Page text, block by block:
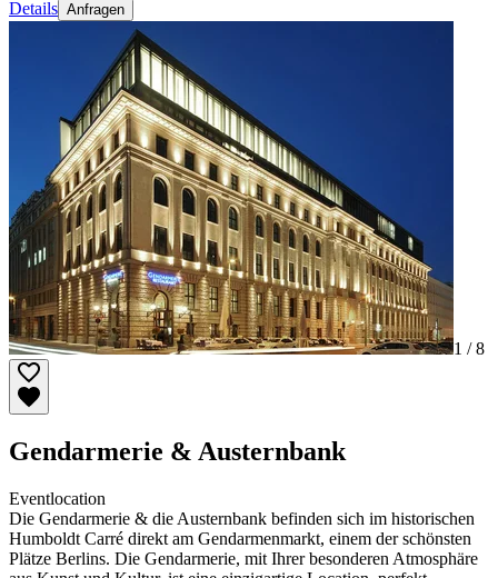
Details Anfragen
1 /8
Gendarmerie & Austernbank
Eventlocation
Die Gendarmerie & die Austernbank befinden sich im historischen
Humboldt Carré direkt am Gendarmenmarkt, einem der schönsten
Plätze Berlins. Die Gendarmerie, mit Ihrer besonderen Atmosphäre